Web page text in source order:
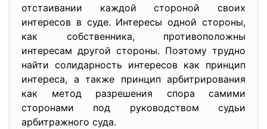
отстаивании каждой стороной своих
интересов в суде. Интересы одной стороны,
как собственника, противоположны
интересам другой стороны. Поэтому трудно
найти солидарность интересов как принцип
интереса, а также принцип арбитрирования
как метод разрешения спора самими
сторонами под руководством судьи
арбитражного суда.